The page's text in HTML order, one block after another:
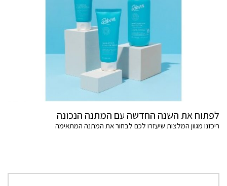
לפתוח את השנה החדשה עם המתנה הנכונה
ריכזנו מגוון המלצות שיעזרו לכם לבחור את המתנה המתאימה